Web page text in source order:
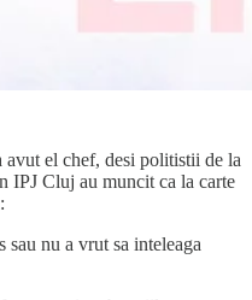
avut el chef, desi politistii de la
IPJ Cluj au muncit ca la carte
nu a vrut sa inteleaga